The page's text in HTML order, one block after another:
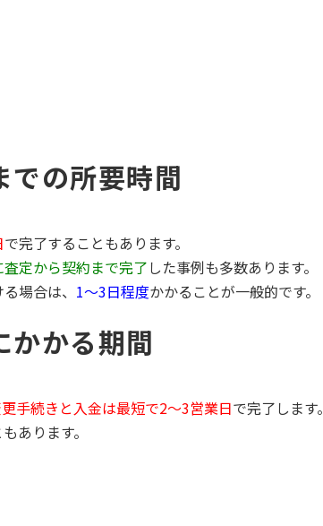
での所要時間
で完了することもあります。
定から契約まで完了した事例も多数あります。
場合は、 1〜3日程度かかることが一般的です。
かかる期間
手続きと入金は最短で2〜3営業日で完了します。
あります。